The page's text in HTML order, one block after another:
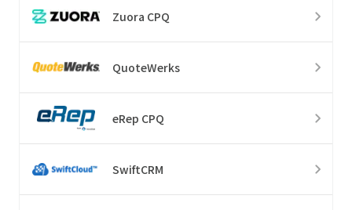
Zuora CPQ
QuoteWerks
eRep CPQ
SwiftCRM